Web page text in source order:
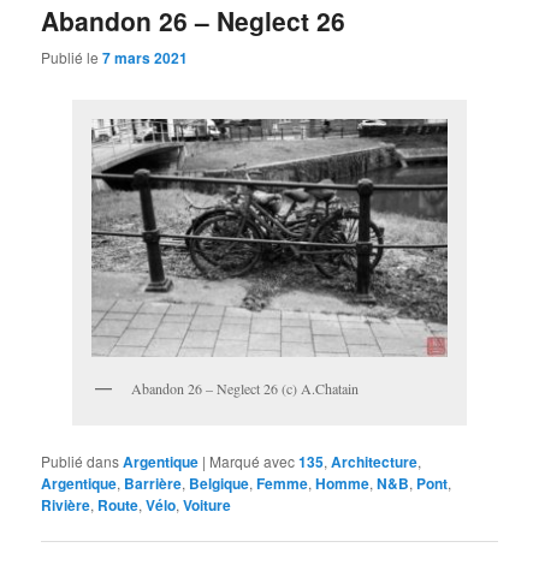
Abandon 26 – Neglect 26
Publié le7 mars 2021
Abandon 26 – Neglect 26 (c) A.Chatain
Publié dansArgentique | Marqué avec135,Architecture,
Argentique, Barrière, Belgique,Femme,Homme,N&B, Pont,
Rivière, Route,Vélo,Voiture